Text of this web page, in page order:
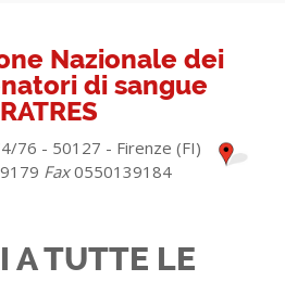
Nazionale dei
di sangue
76 - 50127 - Firenze (FI)
Fax0550139184
A TUTTE LE